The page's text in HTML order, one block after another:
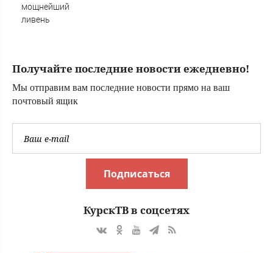
мощнейший
ливень
Получайте последние новости ежедневно!
Мы отправим вам последние новости прямо на ваш
почтовый ящик
Подписаться
КурскТВ в соцсетях